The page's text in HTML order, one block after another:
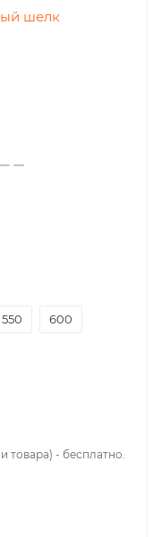
550 600
товара) - бесплатно.